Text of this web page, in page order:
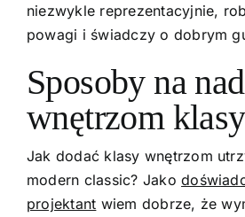
niezwykle reprezentacyjnie,
powagi i świadczy o dobrym
Sposoby na
wnętrzom klasy
Jak dodać klasy wnętrzom
modern classic? Jako
projektant wiem dobrze, że